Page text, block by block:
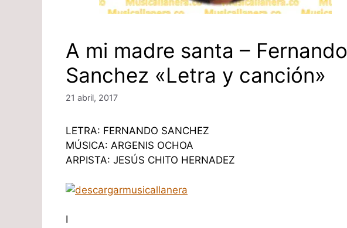
A mi madre santa – Fernando
Sanchez «Letra y canción»
21 abril, 2017
LETRA: FERNANDO SANCHEZ
MÚSICA: ARGENIS OCHOA
ARPISTA: JESÚS CHITO HERNADEZ
I